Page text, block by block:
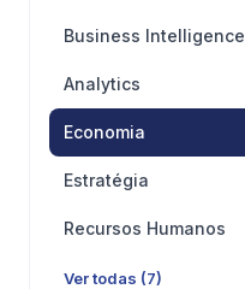
Business Intelligence
Analytics
Economia
Estratégia
Recursos Humanos
Ver todas (7)